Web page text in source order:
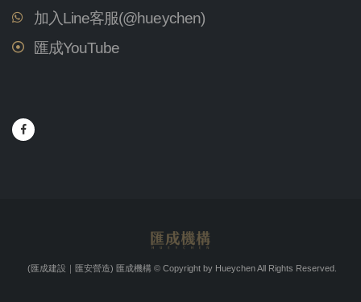
加入Line客服(@hueychen)
匯成YouTube
(匯成建設｜匯安營造) 匯成機構 © Copyright by Hueychen All Rights Reserved.